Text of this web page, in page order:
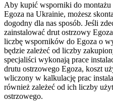
Aby kupić wsporniki do montażu
Egoza na Ukrainie, możesz
dogodny dla nas sposób. Jeśli
zainstalować drut ostrzowy
liczbę wsporników do Egoza o
będzie zależeć od liczby
specjaliści wykonają prace
drutu ostrzowego Egoza, koszt
wliczony w kalkulację prac
również zależeć od ich liczby
ostrzowego.